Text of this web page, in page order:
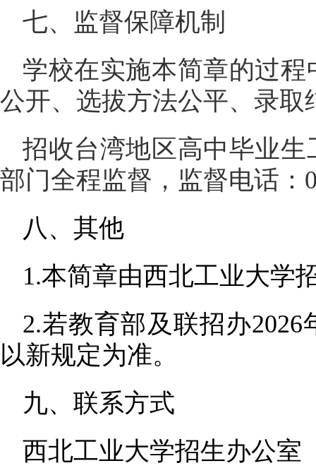
七、监督保障机制
学校在实施本简章的过
公开、选拔方法公平、录取
招收台湾地区高中毕业
部门全程监督，监督电话：
八、其他
1.本简章由西北工业大学
2.若教育部及联招办
以新规定为准。
九、联系方式
西北工业大学招生办公室